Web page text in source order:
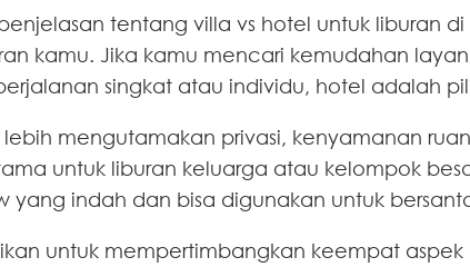
tentang villa vs hotel untuk liburan
kamu. Jika kamu mencari kemudahan
singkat atau individu, hotel adalah
mengutamakan privasi, kenyamanan
untuk liburan keluarga atau kelompok
yang indah dan bisa digunakan untuk
untuk mempertimbangkan keempat